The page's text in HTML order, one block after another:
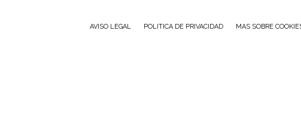
AVISO LEGAL POLITICA DE PRIVACIDAD MAS SOBRE